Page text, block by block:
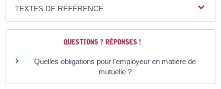
TEXTES DE RÉFÉRENCE
QUESTIONS ? RÉPONSES !
Quelles obligations pour l'employeur en matière de
mutuelle ?